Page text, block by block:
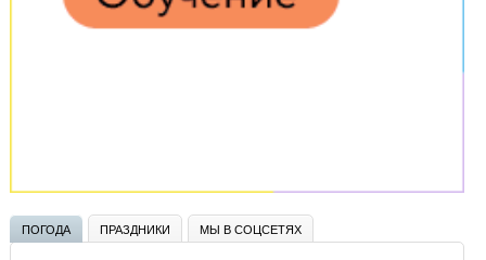
ПОГОДА ПРАЗДНИКИ МЫ В СОЦСЕТЯХ